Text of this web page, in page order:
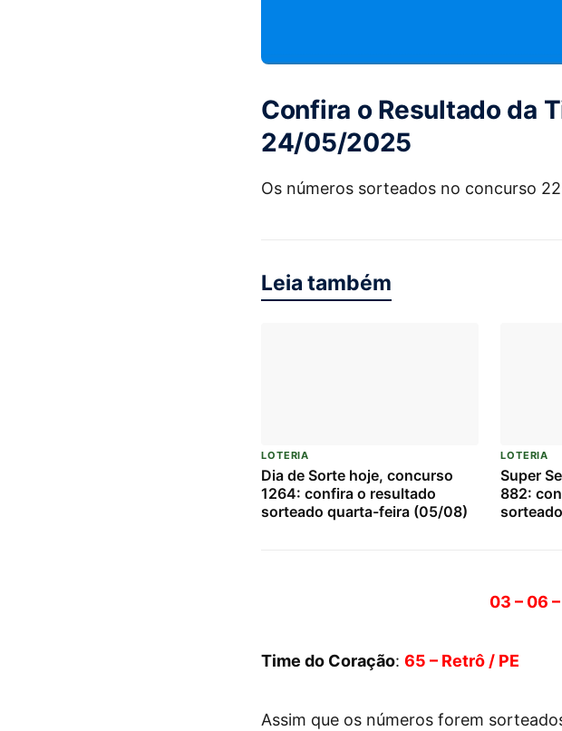
Confira o Resultado da
24/05/2025
Os números sorteados no concurso
Leia também
LOTERIA
Dia de Sorte hoje, concurso
1264: confira o resultado
sorteado quarta-feira (05/08)
LOTERIA
Super
882:
03 – 06
Time do Coração: 65 – Retrô / PE
Assim que os números forem